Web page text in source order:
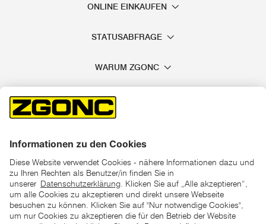
ONLINE EINKAUFEN
STATUSABFRAGE
WARUM ZGONC
*der "statt"-Preis ist der niedrigste von uns in den letzten 30